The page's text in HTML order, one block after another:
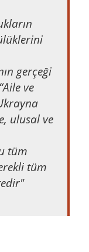
gerçeği
ve
ulusal ve
tüm
tüm